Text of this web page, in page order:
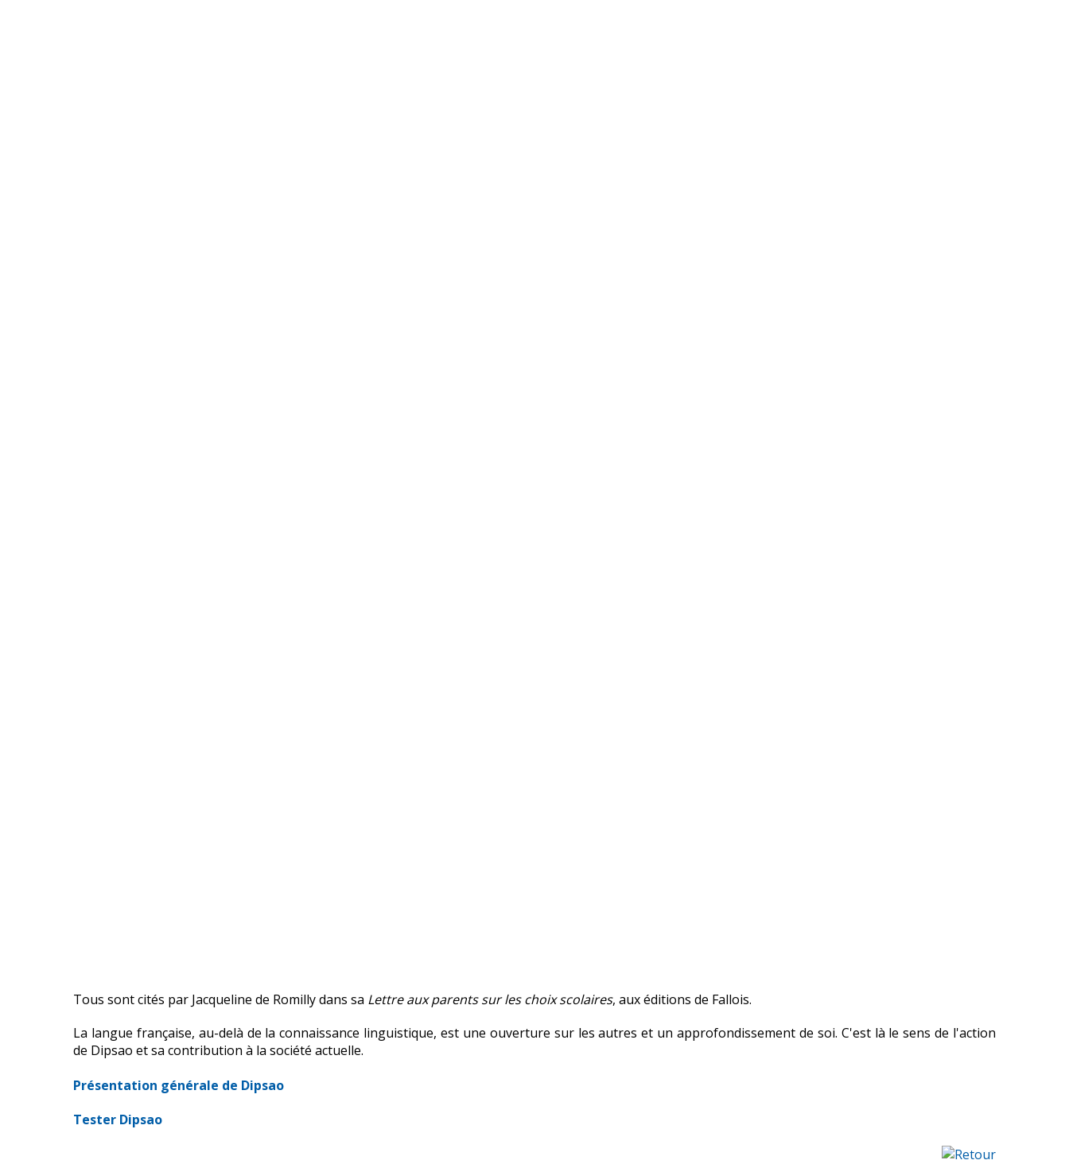
Tous sont cités par Jacqueline de Romilly dans sa Lettre aux parents sur les choix scolaires, aux éditions de Fallois.
La langue française, au-delà de la connaissance linguistique, est une ouverture sur les autres et un approfondissement de soi. C'est là le sens de l'action
de Dipsao et sa contribution à la société actuelle.
Présentation générale de Dipsao
Tester Dipsao